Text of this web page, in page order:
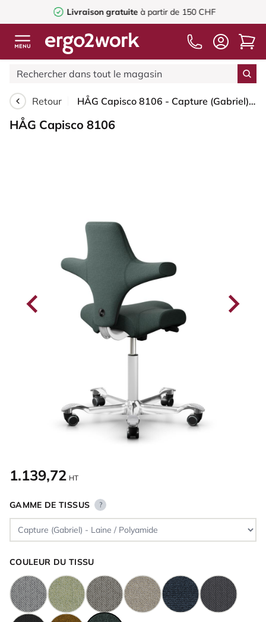
Livraison gratuiteà partir de 150 CHF
Retour HÅG Capisco 8106 - Capture (Gabriel) - Laine / Polyamide - CPT6601 - Blue - Blanc - 265 mm (hauteur d’assise 53–79 cm) - Roues souples pour sols durs
HÅG Capisco 8106
1.139,72 HT
GAMME DE TISSUS ?
COULEUR DU TISSU